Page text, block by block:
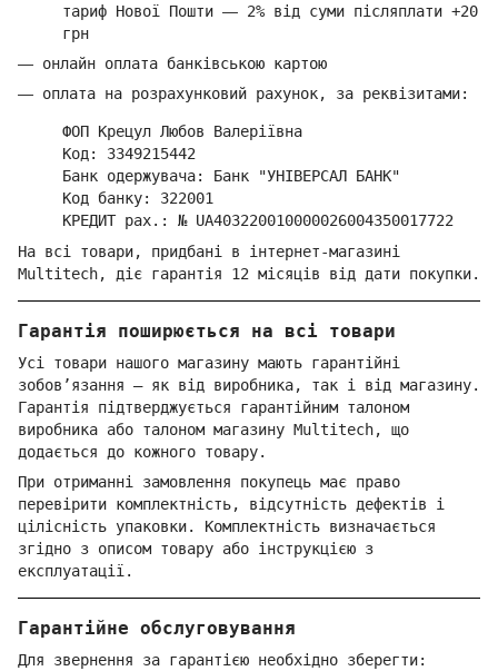
тариф Нової Пошти — 2% від суми післяплати +20
грн
— онлайн оплата банківською картою
— оплата на розрахунковий рахунок, за реквізитами:
ФОП Крецул Любов Валеріївна
Код: 3349215442
Банк одержувача: Банк "УНІВЕРСАЛ БАНК"
Код банку: 322001
КРЕДИТ рах.: № UA403220010000026004350017722
На всі товари, придбані в інтернет-магазині
Multitech, діє гарантія 12 місяців від дати покупки.
Гарантія поширюється на всі товари
Усі товари нашого магазину мають гарантійні
зобов’язання — як від виробника, так і від магазину.
Гарантія підтверджується гарантійним талоном
виробника або талоном магазину Multitech, що
додається до кожного товару.
При отриманні замовлення покупець має право
перевірити комплектність, відсутність дефектів і
цілісність упаковки. Комплектність визначається
згідно з описом товару або інструкцією з
експлуатації.
Гарантійне обслуговування
Для звернення за гарантією необхідно зберегти: